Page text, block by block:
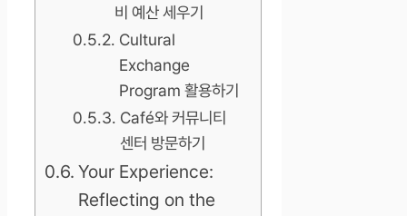
비 예산 세우기
Cultural
Exchange
Program 활용하기
Café와 커뮤니티
센터 방문하기
Your Experience:
Reflecting on the